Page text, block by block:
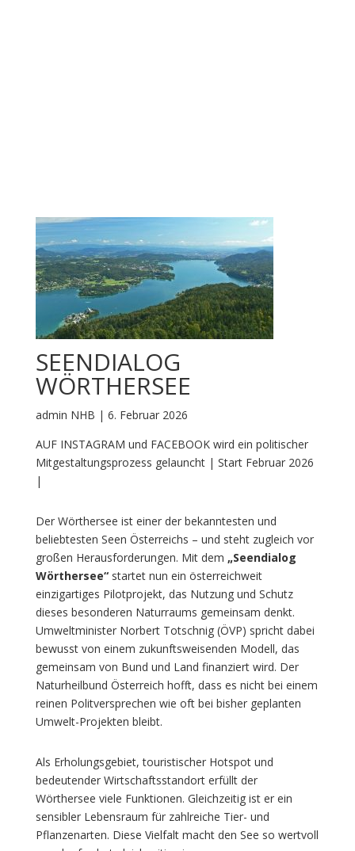
SEENDIALOG
WÖRTHERSEE
admin NHB | 6. Februar 2026
AUF INSTAGRAM und FACEBOOK wird ein politischer
Mitgestaltungsprozess gelauncht | Start Februar 2026
|
Der Wörthersee ist einer der bekanntesten und
beliebtesten Seen Österreichs – und steht zugleich vor
großen Herausforderungen. Mit dem „Seendialog
Wörthersee“startet nun ein österreichweit
einzigartiges Pilotprojekt, das Nutzung und Schutz
dieses besonderen Naturraums gemeinsam denkt.
Umweltminister Norbert Totschnig (ÖVP) spricht dabei
bewusst von einem zukunftsweisenden Modell, das
gemeinsam von Bund und Land finanziert wird. Der
Naturheilbund Österreich hofft, dass es nicht bei einem
reinen Politversprechen wie oft bei bisher geplanten
Umwelt-Projekten bleibt.
Als Erholungsgebiet, touristischer Hotspot und
bedeutender Wirtschaftsstandort erfüllt der
Wörthersee viele Funktionen. Gleichzeitig ist er ein
sensibler Lebensraum für zahlreiche Tier- und
Pflanzenarten. Diese Vielfalt macht den See so wertvoll